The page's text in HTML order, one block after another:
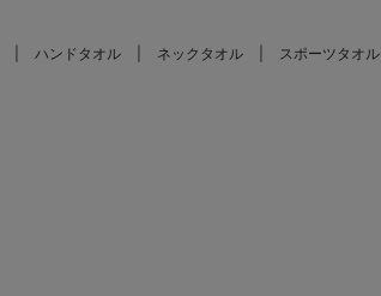
ハンドタオル ネックタオル スポーツタオル